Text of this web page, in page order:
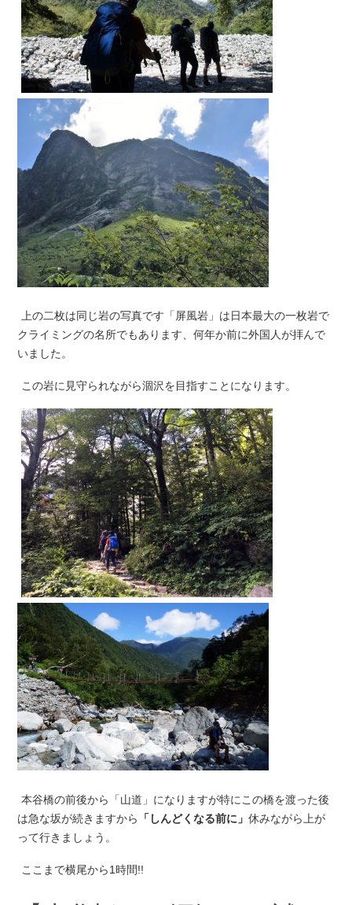
上の二枚は同じ岩の写真です「屏風岩」は日本最大の一枚岩で
クライミングの名所でもあります、何年か前に外国人が拝んで
いました。
この岩に見守られながら涸沢を目指すことになります。
本谷橋の前後から「山道」になりますが特にこの橋を渡った後
は急な坂が続きますから 「しんどくなる前に」 休みながら上が
って行きましょう。
ここまで横尾から1時間!!